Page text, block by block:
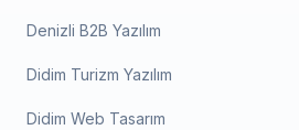
Denizli B2B Yazılım
Didim Turizm Yazılım
Didim Web Tasarım